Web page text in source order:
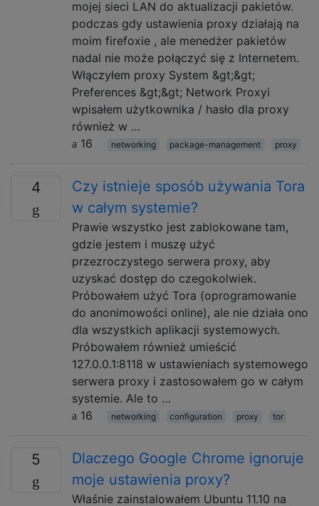
mojej sieci LAN do aktualizacji pakietów.
podczas gdy ustawienia proxy działają na
moim firefoxie , ale menedżer pakietów
nadal nie może połączyć się z Internetem.
Włączyłem proxy System &gt;&gt;
Preferences &gt;&gt; Network Proxyi
wpisałem użytkownika / hasło dla proxy
również w …
16
networking package-management proxy
4
Czy istnieje sposób używania Tora
w całym systemie?
Prawie wszystko jest zablokowane tam,
gdzie jestem i muszę użyć
przezroczystego serwera proxy, aby
uzyskać dostęp do czegokolwiek.
Próbowałem użyć Tora (oprogramowanie
do anonimowości online), ale nie działa ono
dla wszystkich aplikacji systemowych.
Próbowałem również umieścić
127.0.0.1:8118 w ustawieniach systemowego
serwera proxy i zastosowałem go w całym
systemie. Ale to …
16
networking configuration proxy tor
5
Dlaczego Google Chrome ignoruje
moje ustawienia proxy?
Właśnie zainstalowałem Ubuntu 11.10 na